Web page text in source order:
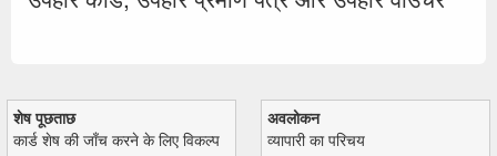
शेष पूछताछ
कार्ड शेष की जाँच करने के लिए विकल्प
अवलोकन
व्यापारी का परिचय